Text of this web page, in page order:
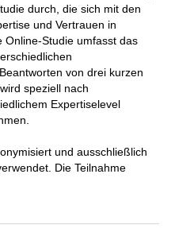
durch, die sich mit den
und Vertrauen in
Online-Studie umfasst das
von drei kurzen
speziell nach
Expertiselevel
und ausschließlich
Die Teilnahme